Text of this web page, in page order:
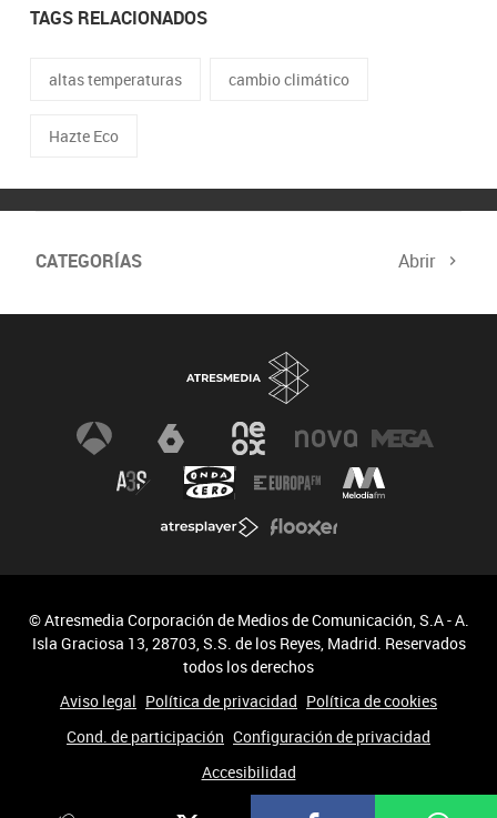
TAGS RELACIONADOS
altas temperaturas cambio climático
Hazte Eco
CATEGORÍAS Abrir
Biodiversidad Cambio Climático
© Atresmedia Corporación de Medios de Comunicación, S.A - A.
Isla Graciosa 13, 28703, S.S. de los Reyes, Madrid. Reservados
todos los derechos
Aviso legal Política de privacidad Política de cookies
Cond. de participación Configuración de privacidad
Accesibilidad